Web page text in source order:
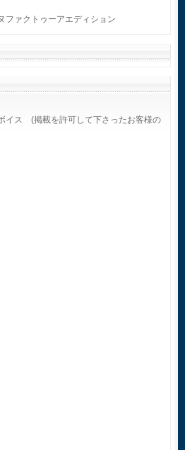
ファクトゥーアエディション
イス (掲載を許可して下さったお客様の